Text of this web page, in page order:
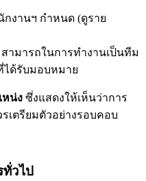
งานฯ กำหนด (ดูราย
ามารถในการทำงานเป็นทีม
ด้รับมอบหมาย
หน่ง ซึ่งแสดงให้เห็นว่าการ
เตรียมตัวอย่างรอบคอบ
วไป